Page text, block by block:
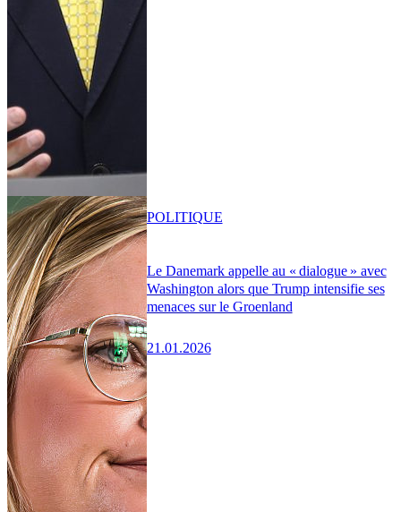
Le Danemark appelle au « dialogue » avec
Washington alors que Trump intensifie ses
menaces sur le Groenland
21.01.2026
POLITIQUE